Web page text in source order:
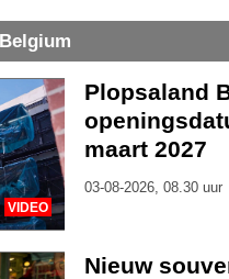
VIDEO
Plopsaland
maart 2027
03-08-2026, 08.30 uur
Nieuw